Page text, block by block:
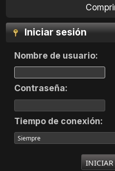
Iniciar sesión
Nombre de usuario:
Contraseña:
Tiempo de conexión: